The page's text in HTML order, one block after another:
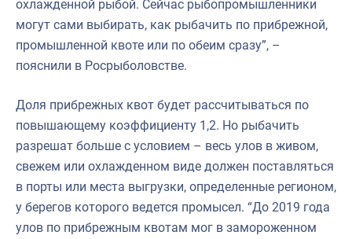
охлажденной рыбой. Сейчас рыбопромышленники
могут сами выбирать, как рыбачить по прибрежной,
промышленной квоте или по обеим сразу”, –
пояснили в Росрыболовстве.
Доля прибрежных квот будет рассчитываться по
повышающему коэффициенту 1,2. Но рыбачить
разрешат больше с условием – весь улов в живом,
свежем или охлажденном виде должен поставляться
в порты или места выгрузки, определенные регионом,
у берегов которого ведется промысел. “До 2019 года
улов по прибрежным квотам мог в замороженном